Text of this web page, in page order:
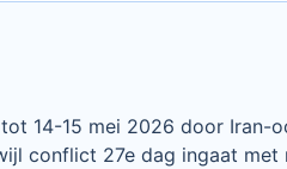
14-15 mei 2026 door Iran-
conflict 27e dag ingaat met